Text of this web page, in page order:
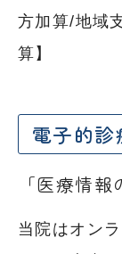
方加算/地域
算】
電子的
「医療情
当院はオン